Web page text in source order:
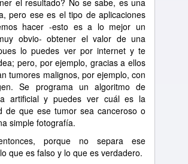
el resultado? No se sabe, es una
pero ese es el tipo de aplicaciones
hacer -esto es a lo mejor un
obvio- obtener el valor de una
lo puedes ver por internet y te
pero, por ejemplo, gracias a ellos
tumores malignos, por ejemplo, con
Se programa un algoritmo de
artificial y puedes ver cuál es la
de que ese tumor sea canceroso o
simple fotografía.
porque no separa ese
que es falso y lo que es verdadero.